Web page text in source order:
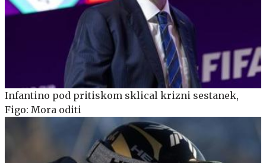
Infantino pod pritiskom sklical krizni sestanek,
Figo: Mora oditi